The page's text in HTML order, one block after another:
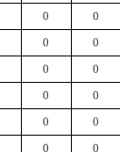
0 0
0 0
0 0
0 0
0 0
0 0